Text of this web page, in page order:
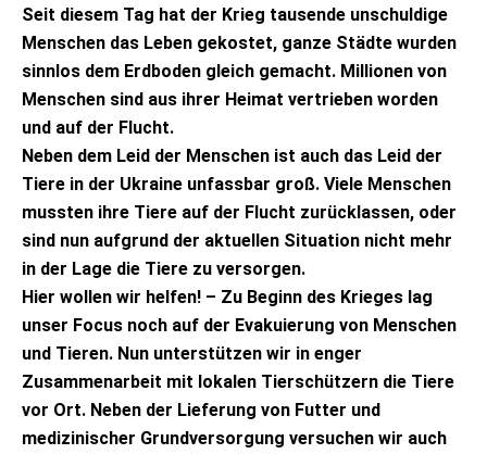
Seit diesem Tag hat der Krieg tausende unschuldige
Menschen das Leben gekostet, ganze Städte wurden
sinnlos dem Erdboden gleich gemacht. Millionen von
Menschen sind aus ihrer Heimat vertrieben worden
und auf der Flucht.
Neben dem Leid der Menschen ist auch das Leid der
Tiere in der Ukraine unfassbar groß. Viele Menschen
mussten ihre Tiere auf der Flucht zurücklassen, oder
sind nun aufgrund der aktuellen Situation nicht mehr
in der Lage die Tiere zu versorgen.
Hier wollen wir helfen! – Zu Beginn des Krieges lag
unser Focus noch auf der Evakuierung von Menschen
und Tieren. Nun unterstützen wir in enger
Zusammenarbeit mit lokalen Tierschützern die Tiere
vor Ort. Neben der Lieferung von Futter und
medizinischer Grundversorgung versuchen wir auch